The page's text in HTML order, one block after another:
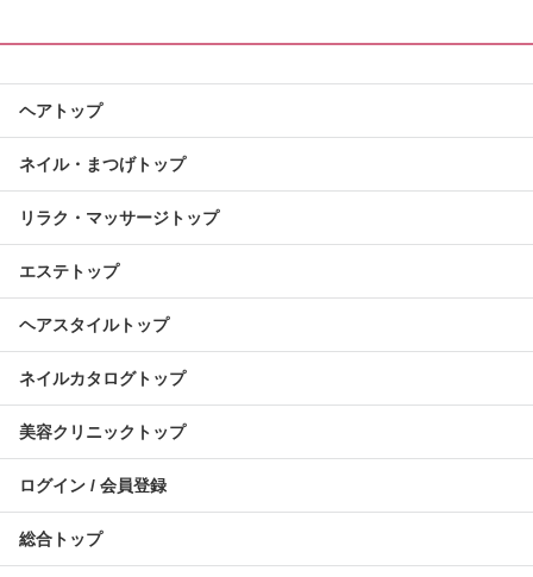
ヘアトップ
ネイル・まつげトップ
リラク・マッサージトップ
エステトップ
ヘアスタイルトップ
ネイルカタログトップ
美容クリニックトップ
ログイン / 会員登録
総合トップ